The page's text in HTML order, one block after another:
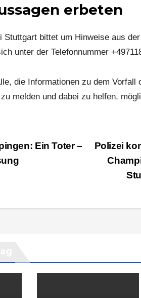
erbeten
Stuttgart bittet um Hinweise aus
unter der Telefonnummer
die Informationen zu dem Vorfall
melden und dabei zu helfen,
Polizei
Ein Toter –